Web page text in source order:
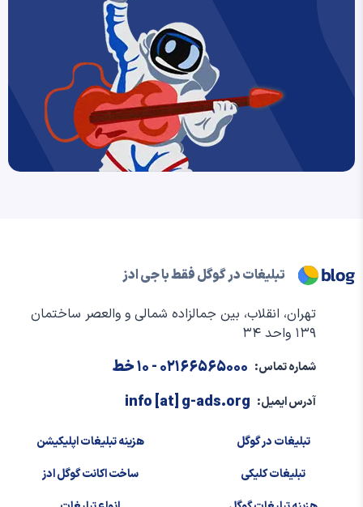
تبلیغات در گوگل فقط با جی ادز
تهران، انقلاب، بین جمالزاده شمالی و والعصر ساختمان
۱۳۹ واحد ۳۴
شماره تماس: ۰۲۱۶۶۵۶۵۰۰۰- ۱۰ خط
آدرس ایمیل: info [at] g-ads.org
تبلیغات در گوگل
تبلیغات کلیکی
هزینه تبلیغات اپلیکیشن
ساخت اکانت گوگل ادز